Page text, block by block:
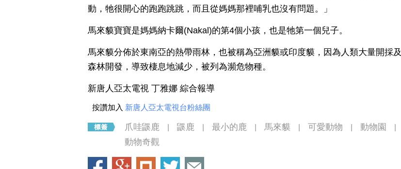
動，牠很開心的跑跑跳跳，而且從媽媽那裡哺乳也沒有問題。」
馬來貘寶寶是媽媽納卡爾(Nakal)的第4個小孩，也是牠第一個兒子。
馬來貘分佈於東南亞的熱帶雨林，也被稱為亞洲貘或印度貘，因為人類大量開採及
森林開發，導致棲息地減少，被列為瀕危物種。
新唐人亞太電視 丁雅娜 綜合報導
按讚加入 新唐人亞太電視台粉絲團
爪哇鼷鹿 鼷鹿 最小的鹿 馬來貘 可愛動物 動物園
動物奇觀